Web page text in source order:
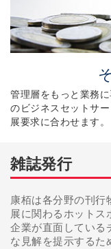
管理層をもっと業務
のビジネスセットサ
展要求に合わせます。
管理層をもっと業
多元化のビジネス
位で企業の発展要
雑誌発行
康栢は各分野の刊行
展に関わるホットス
企業が直面している
な見解を提示するた